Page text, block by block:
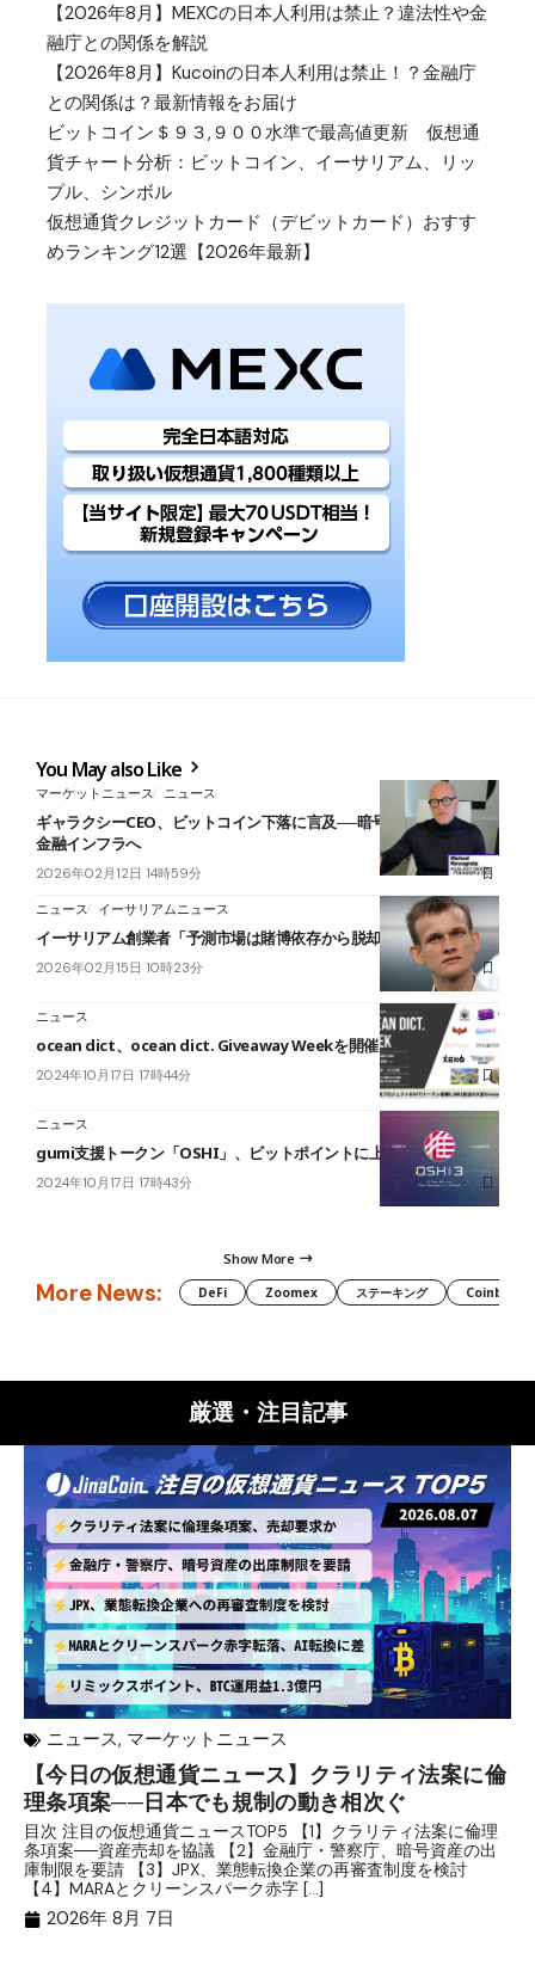
【2026年8月】MEXCの日本人利用は禁止？違法性や金
融庁との関係を解説
【2026年8月】Kucoinの日本人利用は禁止！？金融庁
との関係は？最新情報をお届け
ビットコイン＄９３,９００水準で最高値更新 仮想通
貨チャート分析：ビットコイン、イーサリアム、リッ
プル、シンボル
仮想通貨クレジットカード（デビットカード）おすす
めランキング12選【2026年最新】
You May also Like
マーケットニュース ニュース
ギャラクシーCEO、ビットコイン下落に言及──暗号資産は投機から
金融インフラへ
2026年02月12日 14時59分
ニュース イーサリアムニュース
イーサリアム創業者「予測市場は賭博依存から脱却を」
2026年02月15日 10時23分
ニュース
ocean dict、ocean dict. Giveaway Weekを開催│景品総額$5,000
2024年10月17日 17時44分
ニュース
gumi支援トークン「OSHI」、ビットポイントに上場｜日本初
2024年10月17日 17時43分
Show More
More News: DeFi Zoomex ステーキング Coinbase
厳選・注目記事
ニュース, マーケットニュース
【今日の仮想通貨ニュース】クラリティ法案に倫
理条項案──日本でも規制の動き相次ぐ
目次 注目の仮想通貨ニュースTOP5 【1】クラリティ法案に倫理
条項案──資産売却を協議 【2】金融庁・警察庁、暗号資産の出
庫制限を要請 【3】JPX、業態転換企業の再審査制度を検討
【4】MARAとクリーンスパーク赤字 […]
2026年 8月 7日